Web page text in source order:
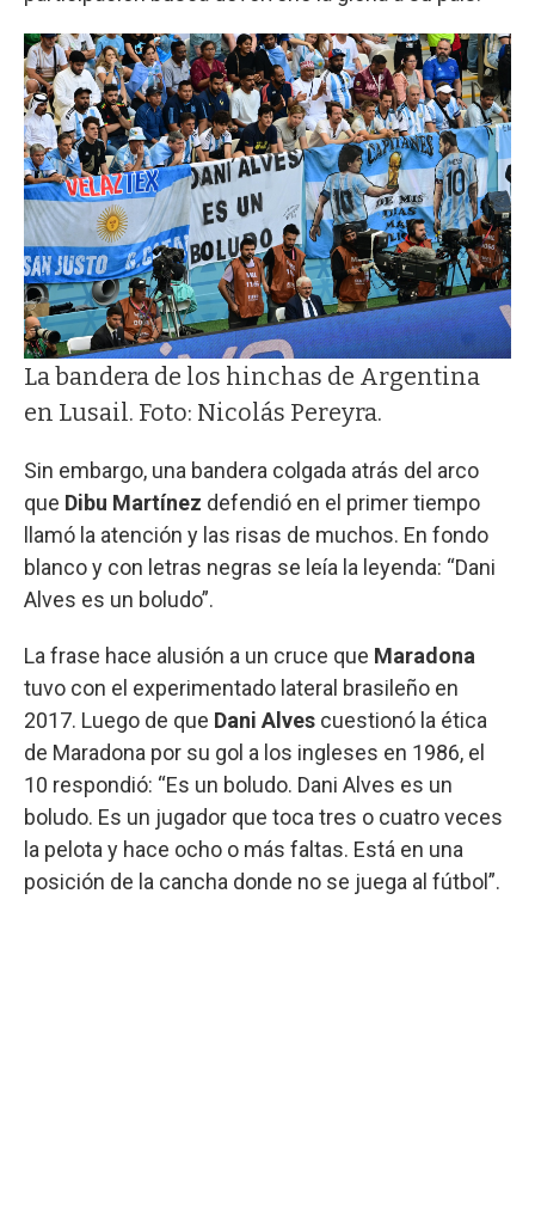
La bandera de los hinchas de Argentina
en Lusail. Foto: Nicolás Pereyra.
Sin embargo, una bandera colgada atrás del arco
que Dibu Martínez defendió en el primer tiempo
llamó la atención y las risas de muchos. En fondo
blanco y con letras negras se leía la leyenda: “Dani
Alves es un boludo”.
La frase hace alusión a un cruce que Maradona
tuvo con el experimentado lateral brasileño en
2017. Luego de que Dani Alves cuestionó la ética
de Maradona por su gol a los ingleses en 1986, el
10 respondió: “Es un boludo. Dani Alves es un
boludo. Es un jugador que toca tres o cuatro veces
la pelota y hace ocho o más faltas. Está en una
posición de la cancha donde no se juega al fútbol”.